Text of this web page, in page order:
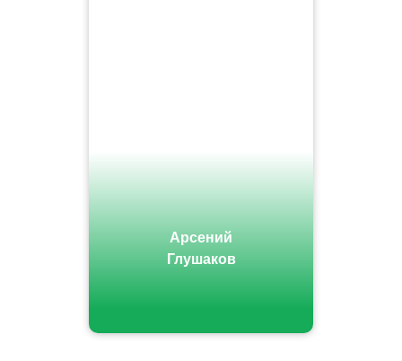
Арсений
Глушаков